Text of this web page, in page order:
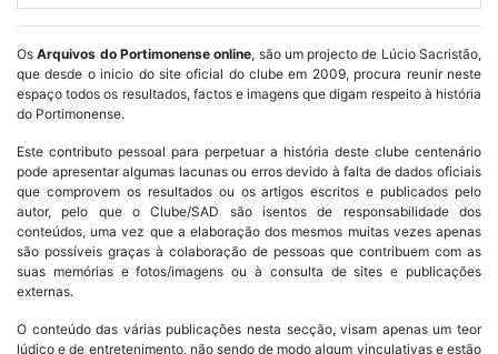
OsArquivos do Portimonense online, são um projecto de Lúcio Sacristão,
que desde o inicio do site oficial do clube em 2009, procura reunir neste
espaço todos os resultados, factos e imagens que digam respeito à história
do Portimonense.
Este contributo pessoal para perpetuar a história deste clube centenário
pode apresentar algumas lacunas ou erros devido à falta de dados oficiais
que comprovem os resultados ou os artigos escritos e publicados pelo
autor, pelo que o Clube/SAD são isentos de responsabilidade dos
conteúdos, uma vez que a elaboração dos mesmos muitas vezes apenas
são possíveis graças à colaboração de pessoas que contribuem com as
suas memórias e fotos/imagens ou à consulta de sites e publicações
externas.
O conteúdo das várias publicações nesta secção, visam apenas um teor
lúdico e de entretenimento, não sendo de modo algum vinculativas e estão